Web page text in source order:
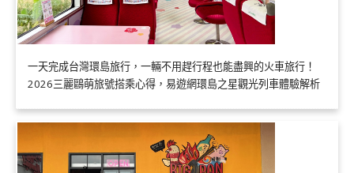
一天完成台灣環島旅行，一輛不用趕行程也能盡興的火車旅行！
2026三麗鷗萌旅號搭乘心得，易遊網環島之星觀光列車體驗解析